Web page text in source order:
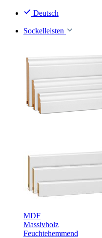
Deutsch
Sockelleisten
MDF
Massivholz
Feuchtehemmend